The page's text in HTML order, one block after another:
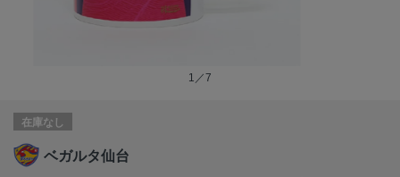
1／7
在庫なし
ベガルタ仙台